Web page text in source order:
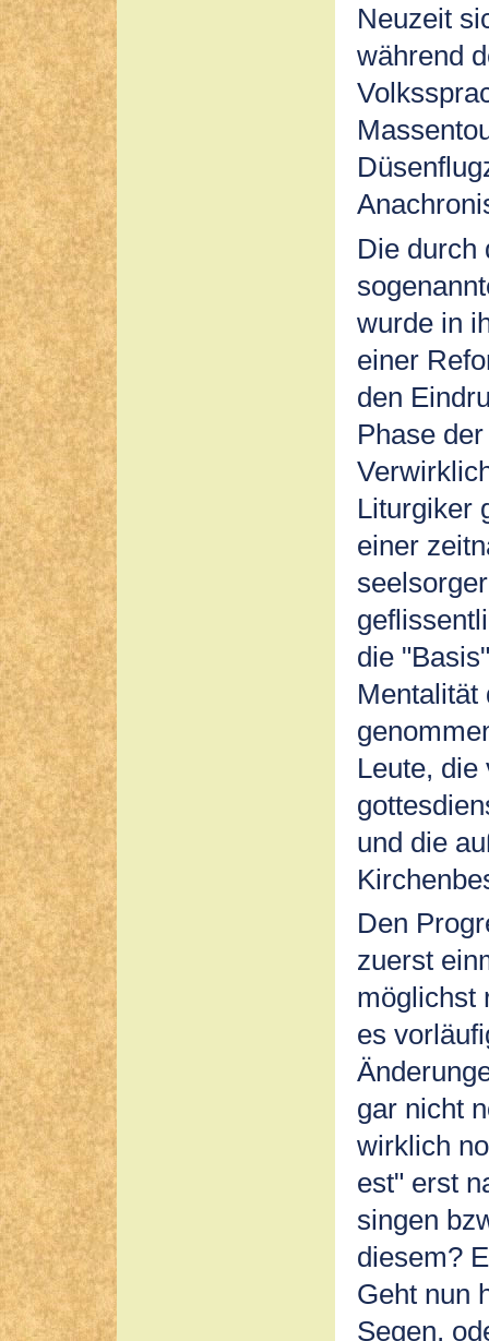
Neuzeit
während
Die durch
wurde in
einer
den
Phase
Liturgiker
einer
die
Mentalität
Leute, die
und die
Den
zuerst
möglichst
es
gar nicht
wirklich
est" erst
singen
diesem?
Geht nun
Segen,